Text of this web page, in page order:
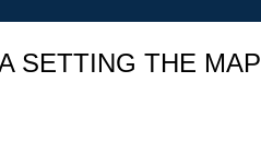
SETTING THE MAP